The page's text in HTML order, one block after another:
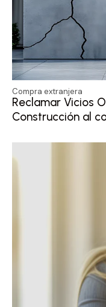
Compra extranjera
Reclamar Vicios
Construcción al